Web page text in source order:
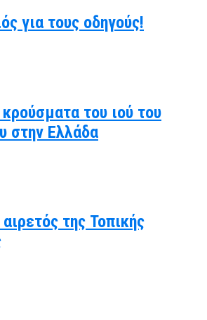
για τους οδηγούς!
του ιού του
στην Ελλάδα
της Τοπικής